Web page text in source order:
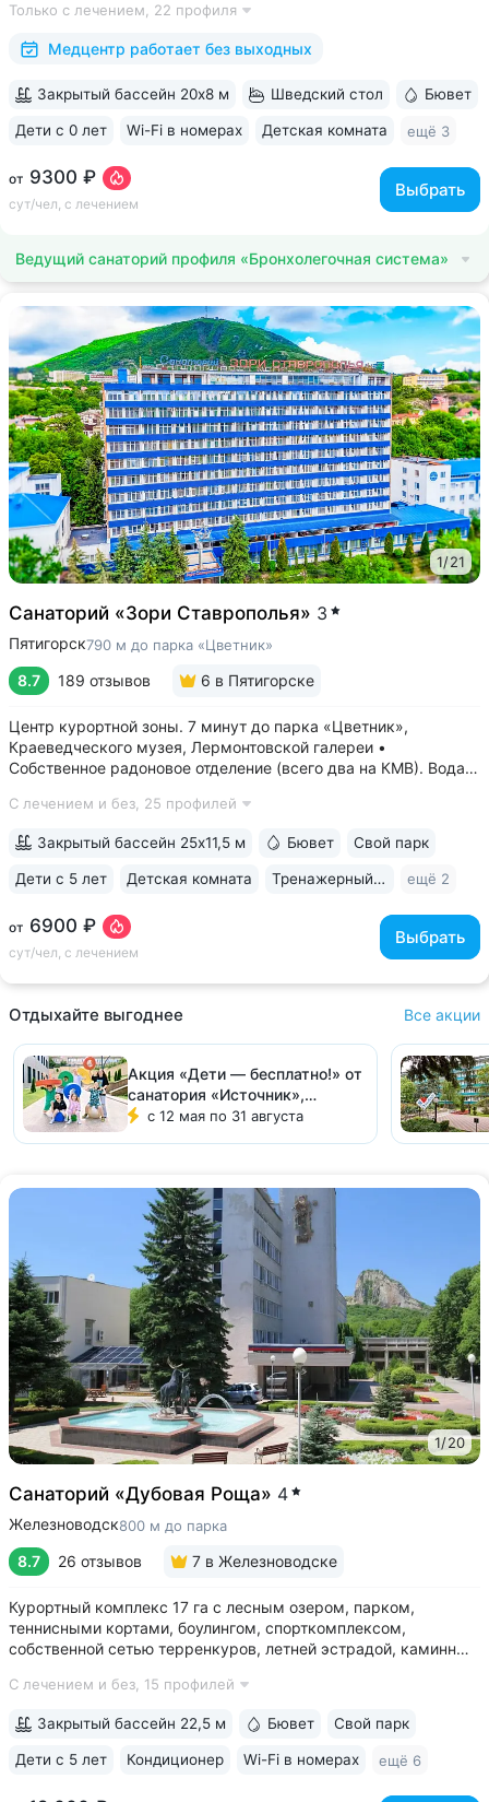
стендап, мастер-классы по рисованию «эбру» и танцам
(бачата, восточные танцы)....
Только с лечением, 22 профиля
Медцентр работает без выходных
от 9300 ₽
сут/чел, с лечением
Выбрать
Закрытый бассейн 20х8 м Шведский стол Бювет
Дети с 0 лет Wi-Fi в номерах Детская комната ещё 3
Ведущий санаторий профиля «Бронхолегочная система»
1/21
Санаторий «Зори Ставрополья» 3
Пятигорск790 м до парка «Цветник»
8.7 189 отзывов 6 в Пятигорске
Центр курортной зоны. 7 минут до парка «Цветник»,
Краеведческого музея, Лермонтовской галереи •
Собственное радоновое отделение (всего два на КМВ). Вода
сохраняя все полезные свойства • Сероводородные ванны
С лечением и без, 25 профилей
от 6900 ₽
сут/чел, с лечением
Выбрать
Закрытый бассейн 25x11,5 м Бювет Свой парк
Дети с 5 лет Детская комната Тренажерный зал ещё 2
Отдыхайте выгоднее Все акции
Акция «Дети — бесплатно!» от
санатория «Источник»,
Железноводск
с 12 мая по 31 августа
1/20
Санаторий «Дубовая Роща» 4
Железноводск800 м до парка
8.7 26 отзывов 7 в Железноводске
Курортный комплекс 17 га с лесным озером, парком,
теннисными кортами, боулингом, спорткомплексом,
собственной сетью терренкуров, летней эстрадой, каминным
домиком, лодочной станцией с катамаранами и зоной для
С лечением и без, 15 профилей
Закрытый бассейн 22,5 м Бювет Свой парк
Дети с 5 лет Кондиционер Wi-Fi в номерах ещё 6